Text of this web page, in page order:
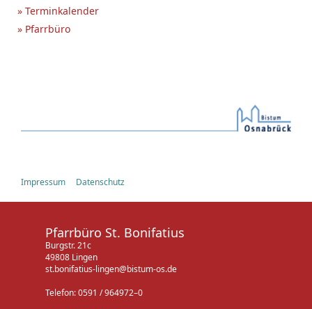
» Terminkalender
» Pfarrbüro
Impressum Datenschutz
Pfarrbüro St. Bonifatius
Burgstr. 21c
49808 Lingen
st.bonifatius-lingen@bistum-os.de
Telefon: 0591 / 964972–0